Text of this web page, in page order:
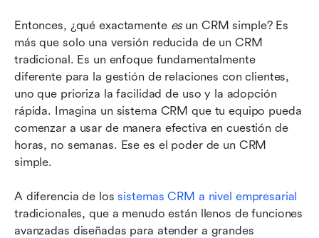
Entonces, ¿qué exactamente es un CRM simple? Es
más que solo una versión reducida de un CRM
tradicional. Es un enfoque fundamentalmente
diferente para la gestión de relaciones con clientes,
uno que prioriza la facilidad de uso y la adopción
rápida. Imagina un sistema CRM que tu equipo pueda
comenzar a usar de manera efectiva en cuestión de
horas, no semanas. Ese es el poder de un CRM
simple.
A diferencia de los sistemas CRM a nivel empresarial
tradicionales, que a menudo están llenos de funciones
avanzadas diseñadas para atender a grandes